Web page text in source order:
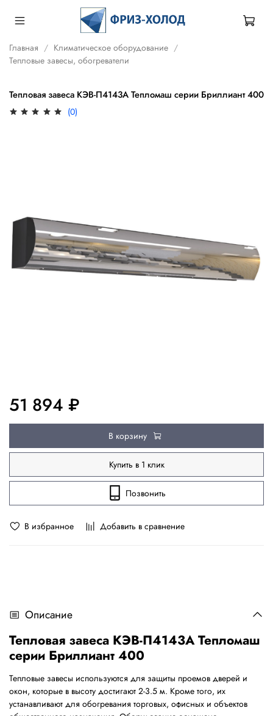
Главная
Климатическое оборудование
Тепловые завесы, обогреватели
Тепловая завеса КЭВ-П4143A Тепломаш серии Бриллиант 400
(0)
В избранное Добавить в сравнение
51 894 ₽
В корзину
Купить в 1 клик
Позвонить
Описание
Тепловая завеса КЭВ-П4143A Тепломаш
серии Бриллиант 400
Тепловые завесы используются для защиты проемов дверей и
окон, которые в высоту достигают 2-3.5 м. Кроме того, их
устанавливают для обогревания торговых, офисных и объектов